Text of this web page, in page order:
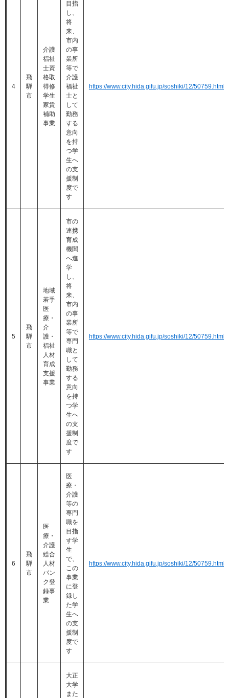
4
飛
騨
市
介護
福祉
士資
格取
得修
学生
家賃
補助
事業
目指
し、
将
来、
市内
の事
業所
等で
介護
福祉
士と
して
勤務
する
意向
を持
つ学
生へ
の支
援制
度で
す
https://www.city.hida.gifu.jp/soshiki/12/50759.html
5
飛
騨
市
地域
若手
医
療・
介
護・
福祉
人材
育成
支援
事業
市の
連携
育成
機関
へ進
学
し、
将
来、
市内
の事
業所
等で
専門
職と
して
勤務
する
意向
を持
つ学
生へ
の支
援制
度で
す
https://www.city.hida.gifu.jp/soshiki/12/50759.html
6
飛
騨
市
医
療・
介護
総合
人材
バン
ク登
録事
業
医
療・
介護
等の
専門
職を
目指
す学
生
で、
この
事業
に登
録し
た学
生へ
の支
援制
度で
す
https://www.city.hida.gifu.jp/soshiki/12/50759.html
大正
大学
また